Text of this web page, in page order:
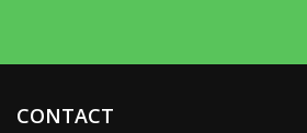
CONTACT